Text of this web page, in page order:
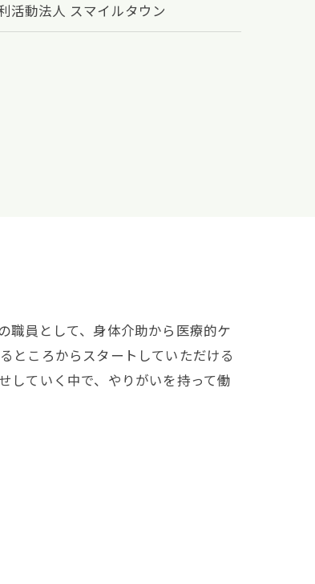
活動法人 スマイルタウン
職員として、身体介助から医療的ケ
ところからスタートしていただける
していく中で、やりがいを持って働